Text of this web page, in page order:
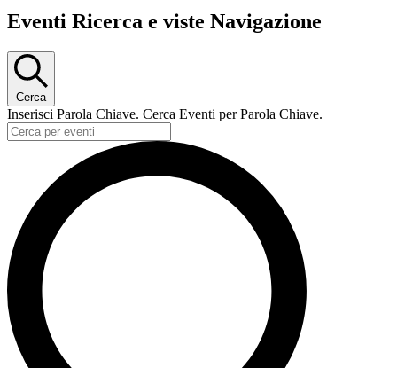
Eventi Ricerca e viste Navigazione
Cerca
Inserisci Parola Chiave. Cerca Eventi per Parola Chiave.